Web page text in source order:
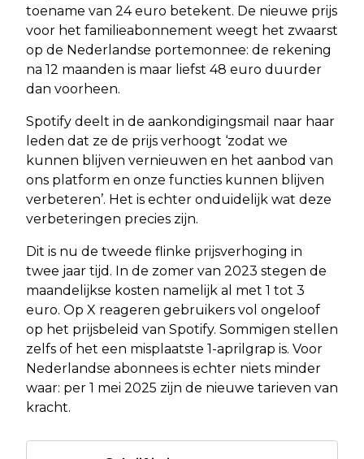
toename van 24 euro betekent. De nieuwe prijs
voor het familieabonnement weegt het zwaarst
op de Nederlandse portemonnee: de rekening
na 12 maanden is maar liefst 48 euro duurder
dan voorheen.
Spotify deelt in de aankondigingsmail naar haar
leden dat ze de prijs verhoogt ‘zodat we
kunnen blijven vernieuwen en het aanbod van
ons platform en onze functies kunnen blijven
verbeteren’. Het is echter onduidelijk wat deze
verbeteringen precies zijn.
Dit is nu de tweede flinke prijsverhoging in
twee jaar tijd. In de zomer van 2023 stegen de
maandelijkse kosten namelijk al met 1 tot 3
euro. Op X reageren gebruikers vol ongeloof
op het prijsbeleid van Spotify. Sommigen stellen
zelfs of het een misplaatste 1-aprilgrap is. Voor
Nederlandse abonnees is echter niets minder
waar: per 1 mei 2025 zijn de nieuwe tarieven van
kracht.